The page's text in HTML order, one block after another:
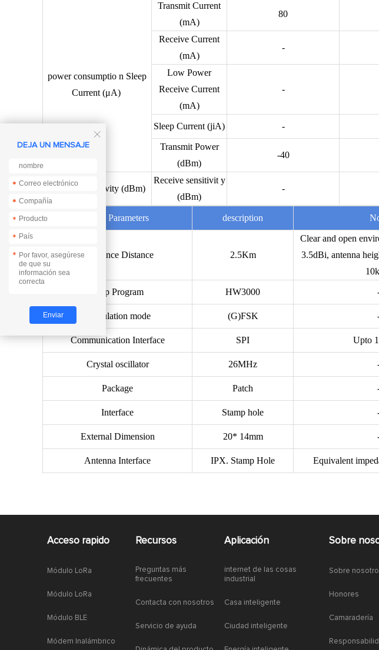
power consumptio n Sleep
Current (μA)
Transmit Current
(mA)
80
Receive Current
(mA)
-
Low Power
Receive Current
(mA)
-
Sleep Current (jiA) -
Transmit Power
(dBm)
-40
Receive sensitivity (dBm)
Receive sensitivit y
(dBm)
-
Main Parameters description
Reference Distance 2.5Km
Clear and open
3.5dBi, antenna
Chip Program HW3000
Modulation mode (G)FSK
Communication Interface SPI Upto
Crystal oscillator 26MHz
Package Patch
Interface Stamp hole
External Dimension 20* 14mm
Antenna Interface IPX. Stamp Hole Equivalent
Acceso rapido
Módulo LoRa
Módulo LoRa
Módulo BLE
Módem Inalámbrico
Recursos
Preguntas más
frecuentes
Contacta con nosotros
Servicio de ayuda
Aplicación
internet de las cosas
industrial
Casa inteligente
Ciudad inteligente
Sobre
Sobre
Honores
Camaradería

DEJA UN MENSAJE
*
*
*
*
*
*
*